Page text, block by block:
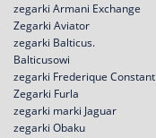
zegarki Armani Exchange
Zegarki Aviator
zegarki Balticus.
Balticusowi
zegarki Frederique Constant
Zegarki Furla
zegarki marki Jaguar
zegarki Obaku